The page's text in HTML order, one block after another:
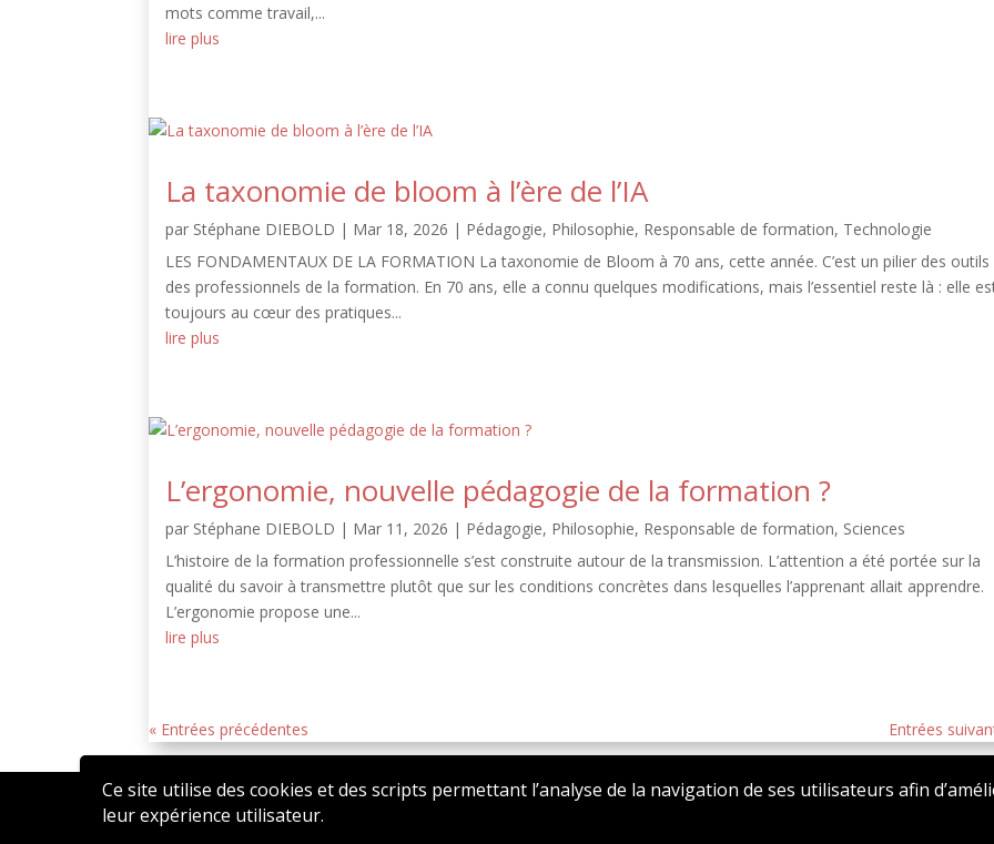
Ce site utilise des cookies et des scripts permettant l’analyse de la navigation de ses utilisateurs afin
leur expérience utilisateur.
mots comme travail,...
lire plus
La taxonomie de bloom à l’ère de l’IA
par Stéphane DIEBOLD | Mar 18, 2026 | Pédagogie, Philosophie, Responsable de formation, Technologie
LES FONDAMENTAUX DE LA FORMATION La taxonomie de Bloom à 70 ans, cette année. C’est un pilier des outils
des professionnels de la formation. En 70 ans, elle a connu quelques modifications, mais l’essentiel reste là : elle
toujours au cœur des pratiques...
lire plus
L’ergonomie, nouvelle pédagogie de la formation ?
par Stéphane DIEBOLD | Mar 11, 2026 | Pédagogie, Philosophie, Responsable de formation, Sciences
L’histoire de la formation professionnelle s’est construite autour de la transmission. L’attention a été portée sur la
qualité du savoir à transmettre plutôt que sur les conditions concrètes dans lesquelles l’apprenant allait apprendre.
L’ergonomie propose une...
lire plus
« Entrées précédentes Entrées
2020 © AFFEN – Réalisé par